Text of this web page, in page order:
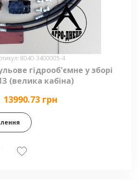
8040-3400005-4
гідрооб'ємне у зборі
(велика кабіна)
13990.73 грн